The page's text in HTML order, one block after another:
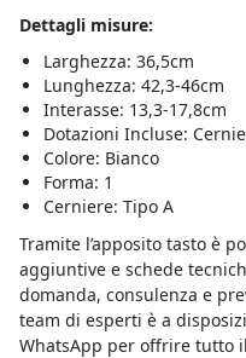
Dettagli misure:
Larghezza: 36,5cm
Lunghezza: 42,3-46cm
Interasse: 13,3-17,8cm
Dotazioni Incluse:
Colore: Bianco
Forma: 1
Cerniere: Tipo A
Tramite l’apposito tasto è
aggiuntive e schede
domanda, consulenza e
team di esperti è a
WhatsApp per offrire tutto